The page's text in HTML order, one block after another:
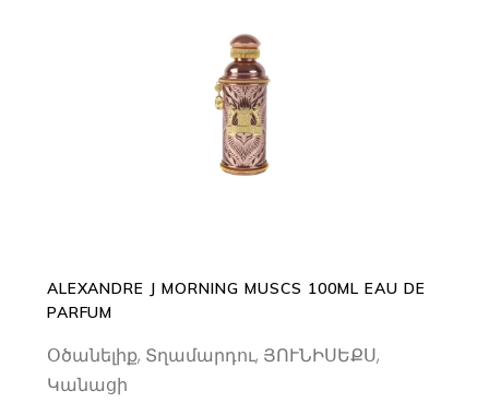
ADD TO CART
ALEXANDRE J MORNING MUSCS 100ML EAU DE
PARFUM
Օծանելիք, Տղամարդու, ՅՈՒՆԻՍԵՔՍ,
Կանացի